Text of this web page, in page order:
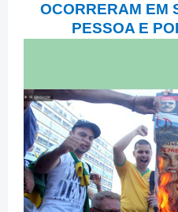
OCORRERAM EM
PESSOA E